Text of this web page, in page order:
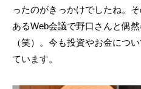
ったのがきっかけでしたね。
あるWeb会議で野口さんと偶
（笑）。今も投資やお金につ
ています。